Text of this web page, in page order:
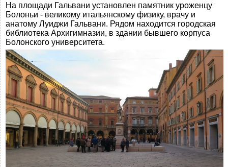
На площади Гальвани установлен памятник уроженцу
Болоньи - великому итальянскому физику, врачу и
анатому Луиджи Гальвани. Рядом находится городская
библиотека Архигимназии, в здании бывшего корпуса
Болонского университета.